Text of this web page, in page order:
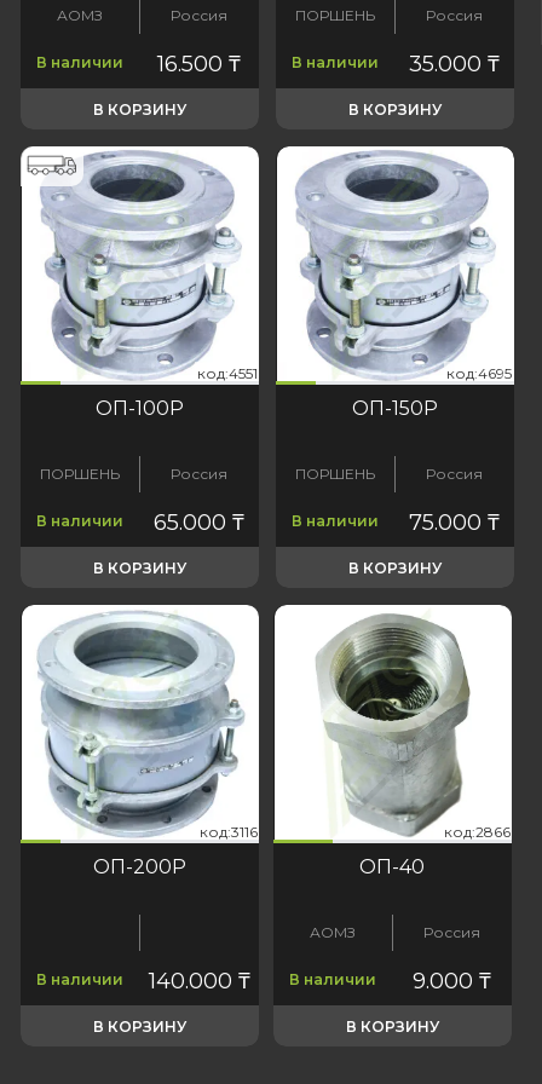
АОМЗ Россия
В наличии 16.500₸
В КОРЗИНУ
ПОРШЕНЬ Россия
В наличии 35.000₸
В КОРЗИНУ
код:4551 код:4551
ОП-100Р
ПОРШЕНЬ Россия
В наличии 65.000₸
В КОРЗИНУ
код:4695 код:4695
ОП-150Р
ПОРШЕНЬ Россия
В наличии 75.000₸
В КОРЗИНУ
код:3116 код:3116
ОП-200Р
В наличии 140.000 ₸
В КОРЗИНУ
код:2866 код:2866
ОП-40
АОМЗ Россия
В наличии 9.000₸
В КОРЗИНУ